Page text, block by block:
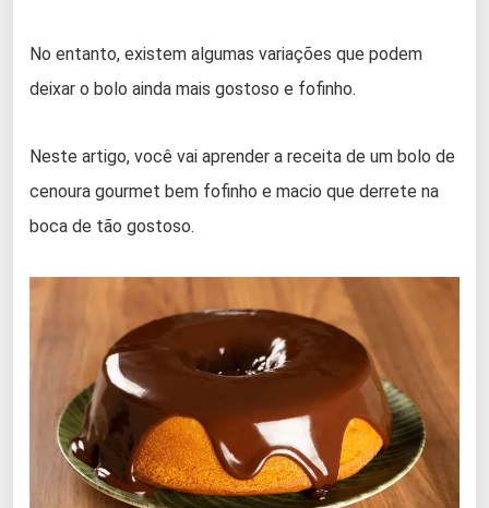
No entanto, existem algumas variações que podem
deixar o bolo ainda mais gostoso e fofinho.
Neste artigo, você vai aprender a receita de um bolo de
cenoura gourmet bem fofinho e macio que derrete na
boca de tão gostoso.